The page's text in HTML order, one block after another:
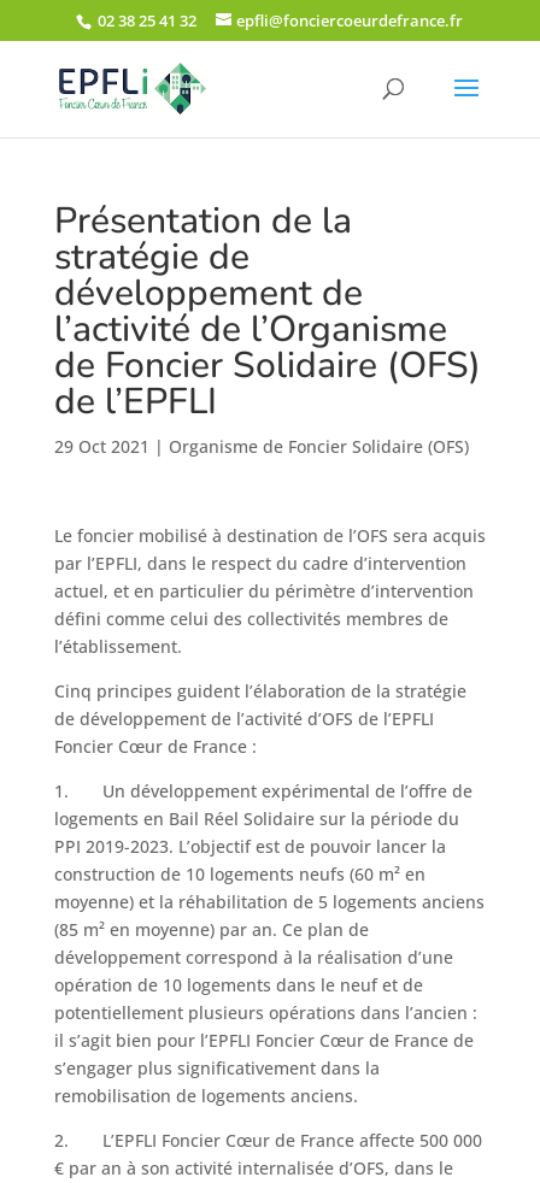
02 38 25 41 32 epfli@fonciercoeurdefrance.fr
Présentation de la
stratégie de
développement de
l’activité de l’Organisme
de Foncier Solidaire (OFS)
de l’EPFLI
29 Oct 2021 | Organisme de Foncier Solidaire (OFS)
Le foncier mobilisé à destination de l’OFS sera acquis
par l’EPFLI, dans le respect du cadre d’intervention
actuel, et en particulier du périmètre d’intervention
défini comme celui des collectivités membres de
l’établissement.
Cinq principes guident l’élaboration de la stratégie
de développement de l’activité d’OFS de l’EPFLI
Foncier Cœur de France :
1. Un développement expérimental de l’offre de
logements en Bail Réel Solidaire sur la période du
PPI 2019-2023. L’objectif est de pouvoir lancer la
construction de 10 logements neufs (60 m² en
moyenne) et la réhabilitation de 5 logements anciens
(85 m² en moyenne) par an. Ce plan de
développement correspond à la réalisation d’une
opération de 10 logements dans le neuf et de
potentiellement plusieurs opérations dans l’ancien :
il s’agit bien pour l’EPFLI Foncier Cœur de France de
s’engager plus significativement dans la
remobilisation de logements anciens.
2. L’EPFLI Foncier Cœur de France affecte 500 000
€ par an à son activité internalisée d’OFS, dans le